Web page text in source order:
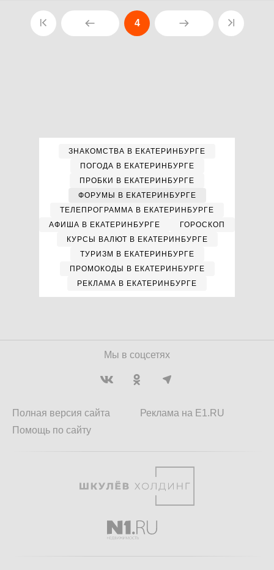
4
ЗНАКОМСТВА В ЕКАТЕРИНБУРГЕ
ПОГОДА В ЕКАТЕРИНБУРГЕ
ПРОБКИ В ЕКАТЕРИНБУРГЕ
ФОРУМЫ В ЕКАТЕРИНБУРГЕ
ТЕЛЕПРОГРАММА В ЕКАТЕРИНБУРГЕ
АФИША В ЕКАТЕРИНБУРГЕ
ГОРОСКОП
КУРСЫ ВАЛЮТ В ЕКАТЕРИНБУРГЕ
ТУРИЗМ В ЕКАТЕРИНБУРГЕ
ПРОМОКОДЫ В ЕКАТЕРИНБУРГЕ
РЕКЛАМА В ЕКАТЕРИНБУРГЕ
Мы в соцсетях
Полная версия сайта
Помощь по сайту
Реклама на E1.RU